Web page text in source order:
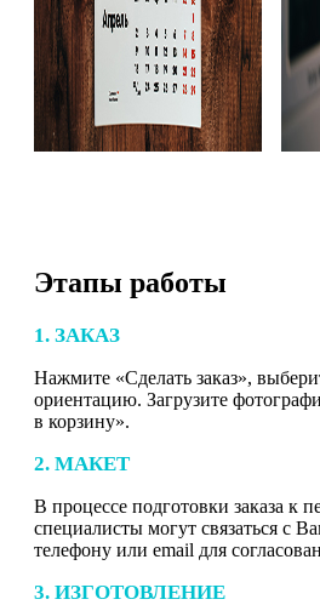
Этапы работы
1. ЗАКАЗ
Нажмите «Сделать заказ»,
ориентацию. Загрузите
в корзину».
2. МАКЕТ
В процессе подготовки заказа к
специалисты могут связаться с
телефону или email для
3. ИЗГОТОВЛЕНИЕ